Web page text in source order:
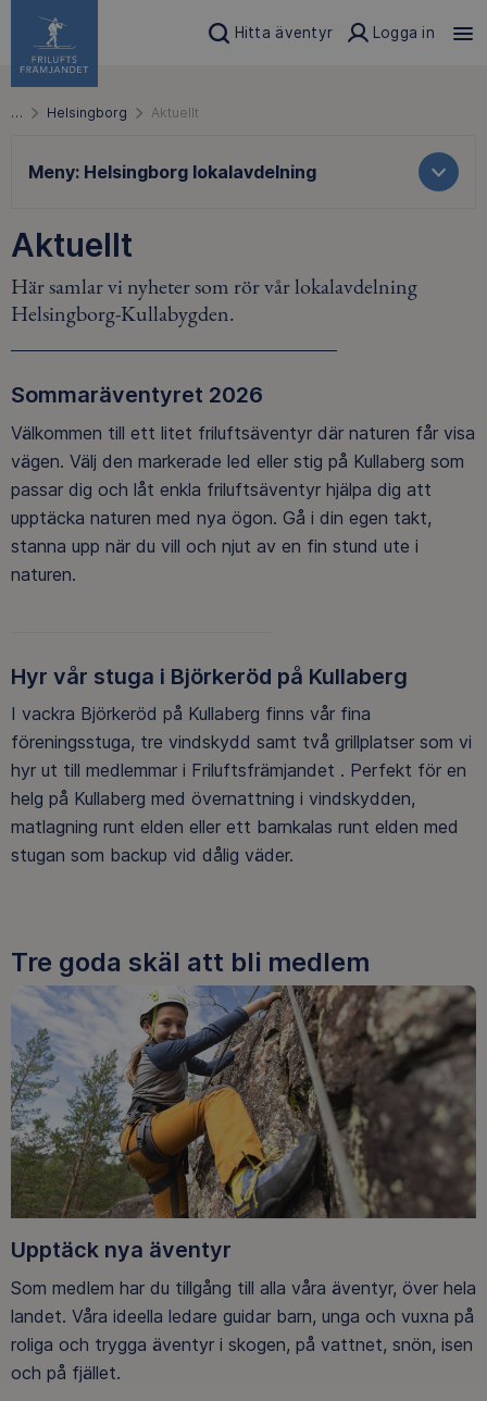
Hitta äventyr Logga in
… Helsingborg Aktuellt
Meny: Helsingborg lokalavdelning
Aktuellt
Här samlar vi nyheter som rör vår lokalavdelning
Helsingborg-Kullabygden.
Sommaräventyret 2026
Välkommen till ett litet friluftsäventyr där naturen får visa
vägen. Välj den markerade led eller stig på Kullaberg som
passar dig och låt enkla friluftsäventyr hjälpa dig att
upptäcka naturen med nya ögon. Gå i din egen takt,
stanna upp när du vill och njut av en fin stund ute i
naturen.
Hyr vår stuga i Björkeröd på Kullaberg
I vackra Björkeröd på Kullaberg finns vår fina
föreningsstuga, tre vindskydd samt två grillplatser som vi
hyr ut till medlemmar i Friluftsfrämjandet . Perfekt för en
helg på Kullaberg med övernattning i vindskydden,
matlagning runt elden eller ett barnkalas runt elden med
stugan som backup vid dålig väder.
Tre goda skäl att bli medlem
Upptäck nya äventyr
Som medlem har du tillgång till alla våra äventyr, över hela
landet. Våra ideella ledare guidar barn, unga och vuxna på
roliga och trygga äventyr i skogen, på vattnet, snön, isen
och på fjället.